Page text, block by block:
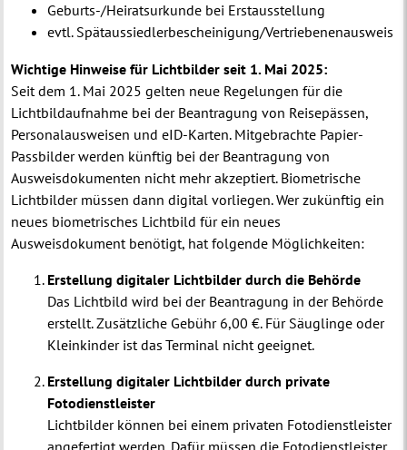
Geburts-/Heiratsurkunde bei Erstausstellung
evtl. Spätaussiedlerbescheinigung/Vertriebenenausweis
Wichtige Hinweise für Lichtbilder seit 1. Mai 2025:
Seit dem 1. Mai 2025 gelten neue Regelungen für die
Lichtbildaufnahme bei der Beantragung von Reisepässen,
Personalausweisen und eID-Karten. Mitgebrachte Papier-
Passbilder werden künftig bei der Beantragung von
Ausweisdokumenten nicht mehr akzeptiert. Biometrische
Lichtbilder müssen dann digital vorliegen. Wer zukünftig ein
neues biometrisches Lichtbild für ein neues
Ausweisdokument benötigt, hat folgende Möglichkeiten:
Erstellung digitaler Lichtbilder durch die Behörde
Das Lichtbild wird bei der Beantragung in der Behörde
erstellt. Zusätzliche Gebühr 6,00 €. Für Säuglinge oder
Kleinkinder ist das Terminal nicht geeignet.
Erstellung digitaler Lichtbilder durch private
Fotodienstleister
Lichtbilder können bei einem privaten Fotodienstleister
angefertigt werden. Dafür müssen die Fotodienstleister